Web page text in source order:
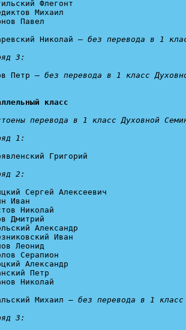
Флегонт
Михаил
Павел
Николай — без перевода в 1
3:
Петр — без перевода в 1 класс
класс
перевода в 1 класс Духовной
1:
Григорий
2:
Сергей Алексеевич
Иван
Николай
Дмитрий
Александр
Иван
Леонид
Серапион
Александр
Петр
Николай
Михаил — без перевода в 1 класс
3: